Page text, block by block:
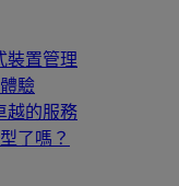
裝置管理
驗
越的服務
了嗎？